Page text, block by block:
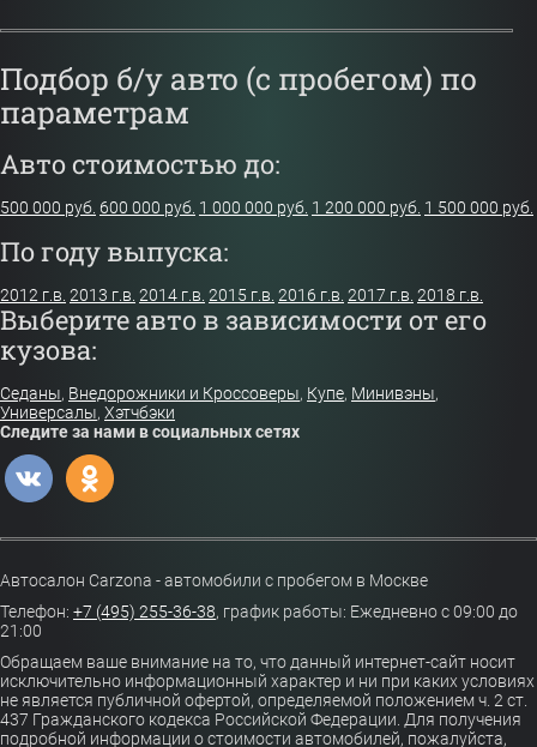
Подбор б/у авто (с пробегом) по
параметрам
Авто стоимостью до:
500 000 руб. 600 000 руб. 1 000 000 руб. 1 200 000 руб. 1 500 000 руб.
По году выпуска:
2012 г.в. 2013 г.в. 2014 г.в. 2015 г.в. 2016 г.в. 2017 г.в. 2018 г.в.
Выберите авто в зависимости от его
кузова:
Седаны, Внедорожники и Кроссоверы, Купе, Минивэны,
Универсалы, Хэтчбэки
Следите за нами в социальных сетях
Автосалон Carzona - автомобили с пробегом в Москве
Телефон: +7 (495) 255-36-38, график работы: Ежедневно с 09:00 до
21:00
Обращаем ваше внимание на то, что данный интернет-сайт носит
исключительно информационный характер и ни при каких условиях
не является публичной офертой, определяемой положением ч. 2 ст.
437 Гражданского кодекса Российской Федерации. Для получения
подробной информации о стоимости автомобилей, пожалуйста,